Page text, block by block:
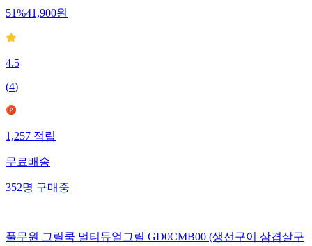
51%41,900원
4.5
(4)
1,257 적립
무료배송
352명 구매중
풀무원 그릴쿡 멀티듀얼그릴 GD0CMB00 (생선구이 삼겹살구